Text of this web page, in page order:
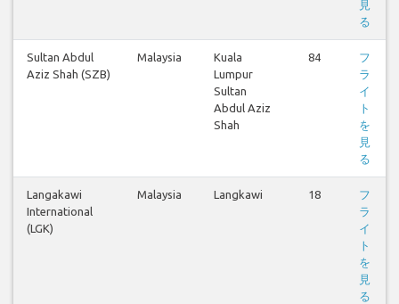
見
る
Sultan Abdul
Aziz Shah (SZB)
Malaysia
Kuala
Lumpur
Sultan
Abdul Aziz
Shah
84
フ
ラ
イ
ト
を
見
る
Langakawi
International
(LGK)
Malaysia Langkawi 18
フ
ラ
イ
ト
を
見
る